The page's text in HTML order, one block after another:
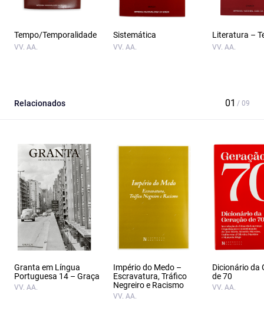
Tempo/Temporalidade
VV. AA.
Sistemática
VV. AA.
Literatura –
VV. AA.
Relacionados
Granta em Língua
Portuguesa 14 – Graça
VV. AA.
Império do Medo –
Escravatura, Tráfico
Negreiro e Racismo
VV. AA.
Dicionário da
de 70
VV. AA.